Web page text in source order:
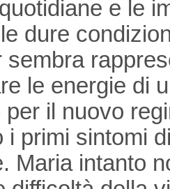
e le
dure
sembra
le energie di
per il nuovo
i primi sintomi
Maria intanto